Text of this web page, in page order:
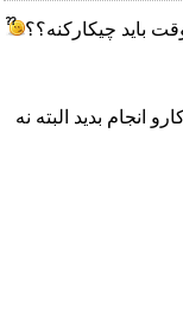
باید چیکارکنه؟؟
انجام بدید البته نه